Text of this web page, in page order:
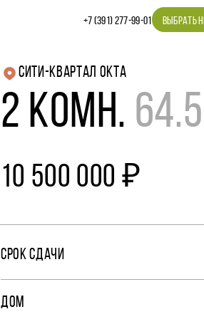
+7 (391) 277‒99‒01 ВЫБРАТЬ
СИТИ-КВАРТАЛ ОКТА
2 КОМН.
10 500 000 ₽
СРОК СДАЧИ
ДОМ